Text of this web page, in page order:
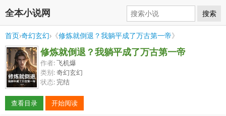
全本小说网 搜索
首页›奇幻玄幻›《修炼就倒退？我躺平成了万古第一帝》
修炼就倒退？我躺平成了万古第一帝
作者:飞机爆
类别:奇幻玄幻
状态: 完结
查看目录 开始阅读